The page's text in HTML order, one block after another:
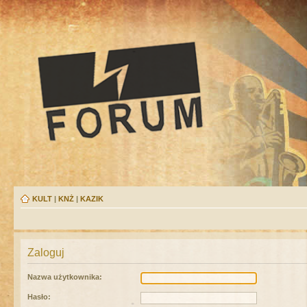
KULT | KNŻ | KAZIK
Zaloguj
Nazwa użytkownika:
Hasło: